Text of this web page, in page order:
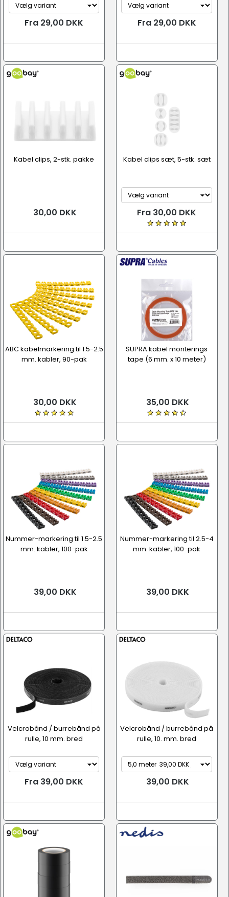
Fra 29,00 DKK Fra 29,00 DKK
Kabel clips, 2-stk. pakke
30,00 DKK
Kabel clips sæt, 5-stk. sæt
Fra 30,00 DKK
ABC kabelmarkering til 1.5-2.5
mm. kabler, 90-pak
30,00 DKK
SUPRA kabel monterings
tape (6 mm. x 10 meter)
35,00 DKK
Nummer-markering til 1.5-2.5
mm. kabler, 100-pak
39,00 DKK
Nummer-markering til 2.5-4
mm. kabler, 100-pak
39,00 DKK
Velcrobånd / burrebånd på
rulle, 10 mm. bred
Fra 39,00 DKK
Velcrobånd / burrebånd på
rulle, 10. mm. bred
39,00 DKK